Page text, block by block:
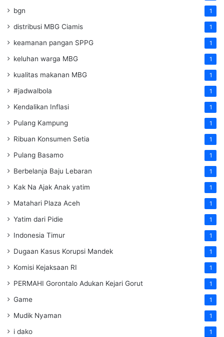
bgn 1
distribusi MBG Ciamis 1
keamanan pangan SPPG 1
keluhan warga MBG 1
kualitas makanan MBG 1
#jadwalbola 1
Kendalikan Inflasi 1
Pulang Kampung 1
Ribuan Konsumen Setia 1
Pulang Basamo 1
Berbelanja Baju Lebaran 1
Kak Na Ajak Anak yatim 1
Matahari Plaza Aceh 1
Yatim dari Pidie 1
Indonesia Timur 1
Dugaan Kasus Korupsi Mandek 1
Komisi Kejaksaan RI 1
PERMAHI Gorontalo Adukan Kejari Gorut 1
Game 1
Mudik Nyaman 1
i dako 1